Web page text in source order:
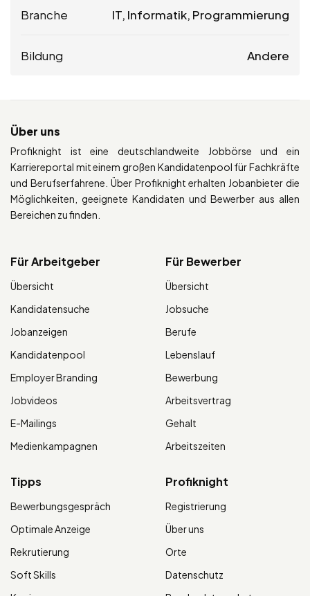
Branche IT, Informatik, Programmierung
Bildung Andere
Über uns
Profiknight ist eine deutschlandweite Jobbörse und ein
Karriereportal mit einem großen Kandidatenpool für Fachkräfte
und Berufserfahrene. Über Profiknight erhalten Jobanbieter die
Möglichkeiten, geeignete Kandidaten und Bewerber aus allen
Bereichen zu finden.
Für Arbeitgeber
Übersicht
Kandidatensuche
Jobanzeigen
Kandidatenpool
Employer Branding
Jobvideos
E-Mailings
Medienkampagnen
Für Bewerber
Übersicht
Jobsuche
Berufe
Lebenslauf
Bewerbung
Arbeitsvertrag
Gehalt
Arbeitszeiten
Tipps
Bewerbungsgespräch
Optimale Anzeige
Rekrutierung
Soft Skills
Profiknight
Registrierung
Über uns
Orte
Datenschutz